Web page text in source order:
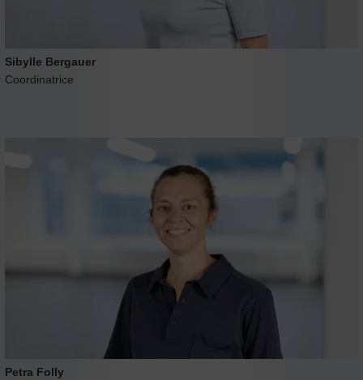
Sibylle Bergauer
Coordinatrice
Petra Folly